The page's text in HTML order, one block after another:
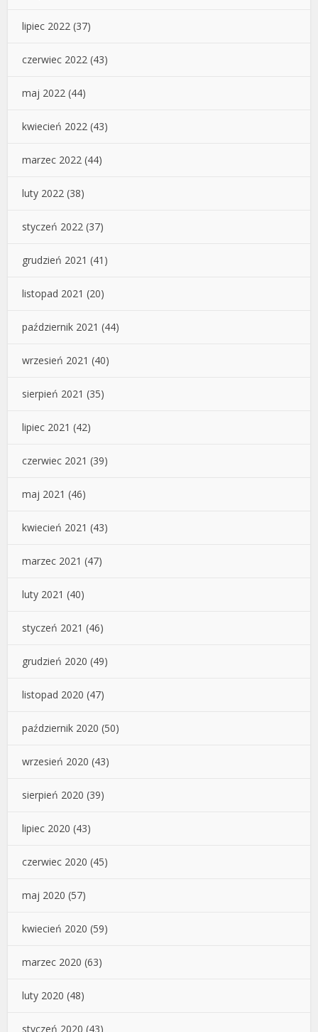
lipiec 2022 (37)
czerwiec 2022 (43)
maj 2022 (44)
kwiecień 2022 (43)
marzec 2022 (44)
luty 2022 (38)
styczeń 2022 (37)
grudzień 2021 (41)
listopad 2021 (20)
październik 2021 (44)
wrzesień 2021 (40)
sierpień 2021 (35)
lipiec 2021 (42)
czerwiec 2021 (39)
maj 2021 (46)
kwiecień 2021 (43)
marzec 2021 (47)
luty 2021 (40)
styczeń 2021 (46)
grudzień 2020 (49)
listopad 2020 (47)
październik 2020 (50)
wrzesień 2020 (43)
sierpień 2020 (39)
lipiec 2020 (43)
czerwiec 2020 (45)
maj 2020 (57)
kwiecień 2020 (59)
marzec 2020 (63)
luty 2020 (48)
styczeń 2020 (43)